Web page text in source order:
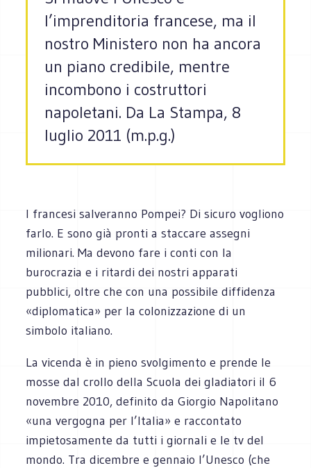
l’imprenditoria francese, ma il
nostro Ministero non ha ancora
un piano credibile, mentre
incombono i costruttori
napoletani. Da La Stampa, 8
luglio 2011 (m.p.g.)
I francesi salveranno Pompei? Di sicuro vogliono
farlo. E sono già pronti a staccare assegni
milionari. Ma devono fare i conti con la
burocrazia e i ritardi dei nostri apparati
pubblici, oltre che con una possibile diffidenza
«diplomatica» per la colonizzazione di un
simbolo italiano.
La vicenda è in pieno svolgimento e prende le
mosse dal crollo della Scuola dei gladiatori il 6
novembre 2010, definito da Giorgio Napolitano
«una vergogna per l’Italia» e raccontato
impietosamente da tutti i giornali e le tv del
mondo. Tra dicembre e gennaio l’Unesco (che